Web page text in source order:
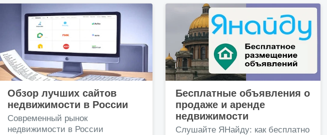
Обзор лучших сайтов
недвижимости в России
Современный рынок
недвижимости в России
Бесплатные объявления о
продаже и аренде
недвижимости
Слушайте ЯНайду: как бесплатно